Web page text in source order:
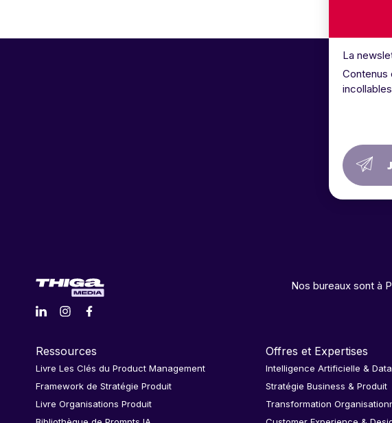
La
Contenus
Nos bureaux sont à
Ressources
Livre Les Clés du Product Management
Framework de Stratégie Produit
Livre Organisations Produit
Offres et Expertises
Intelligence Artificielle & Data
Stratégie Business & Produit
Transformation